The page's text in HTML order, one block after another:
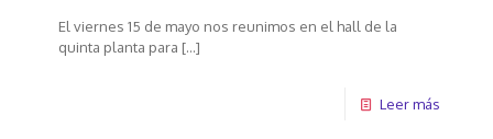
El viernes 15 de mayo nos reunimos en el hall de la
quinta planta para […]
Leer más